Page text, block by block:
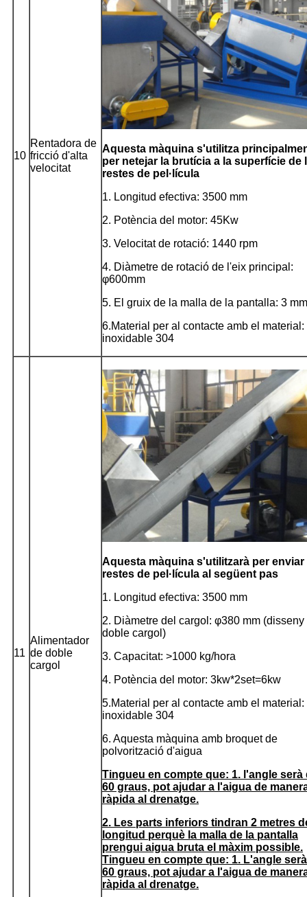
10
Rentadora de
fricció d'alta
velocitat
Aquesta màquina s'utilitza
per netejar la brutícia a la superfície de
restes de pel·lícula
1. Longitud efectiva: 3500 mm
2. Potència del motor: 45Kw
3. Velocitat de rotació: 1440 rpm
4. Diàmetre de rotació de l'eix principal:
φ600mm
5. El gruix de la malla de la pantalla: 3 mm
6.Material per al contacte amb el material:
inoxidable 304
11
Alimentador
de doble
cargol
Aquesta màquina s'utilitzarà per enviar
restes de pel·lícula al següent pas
1. Longitud efectiva: 3500 mm
2. Diàmetre del cargol: φ380 mm (disseny
doble cargol)
3. Capacitat: >1000 kg/hora
4. Potència del motor: 3kw*2set=6kw
5.Material per al contacte amb el material:
inoxidable 304
6. Aquesta màquina amb broquet de
polvorització d'aigua
Tingueu en compte que: 1. l'angle serà
60 graus, pot ajudar a l'aigua de
ràpida al drenatge.
2. Les parts inferiors tindran 2 metres
longitud perquè la malla de la pantalla
prengui aigua bruta el màxim possible.
Tingueu en compte que: 1. L'angle
60 graus, pot ajudar a l'aigua de
ràpida al drenatge.